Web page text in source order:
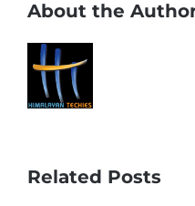
About the
Related Posts